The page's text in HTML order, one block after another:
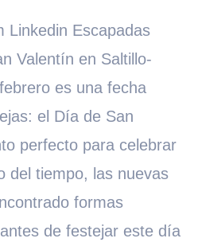
Linkedin Escapadas
Valentín en Saltillo-
es una fecha
el Día de San
perfecto para celebrar
del tiempo, las nuevas
formas
de festejar este día